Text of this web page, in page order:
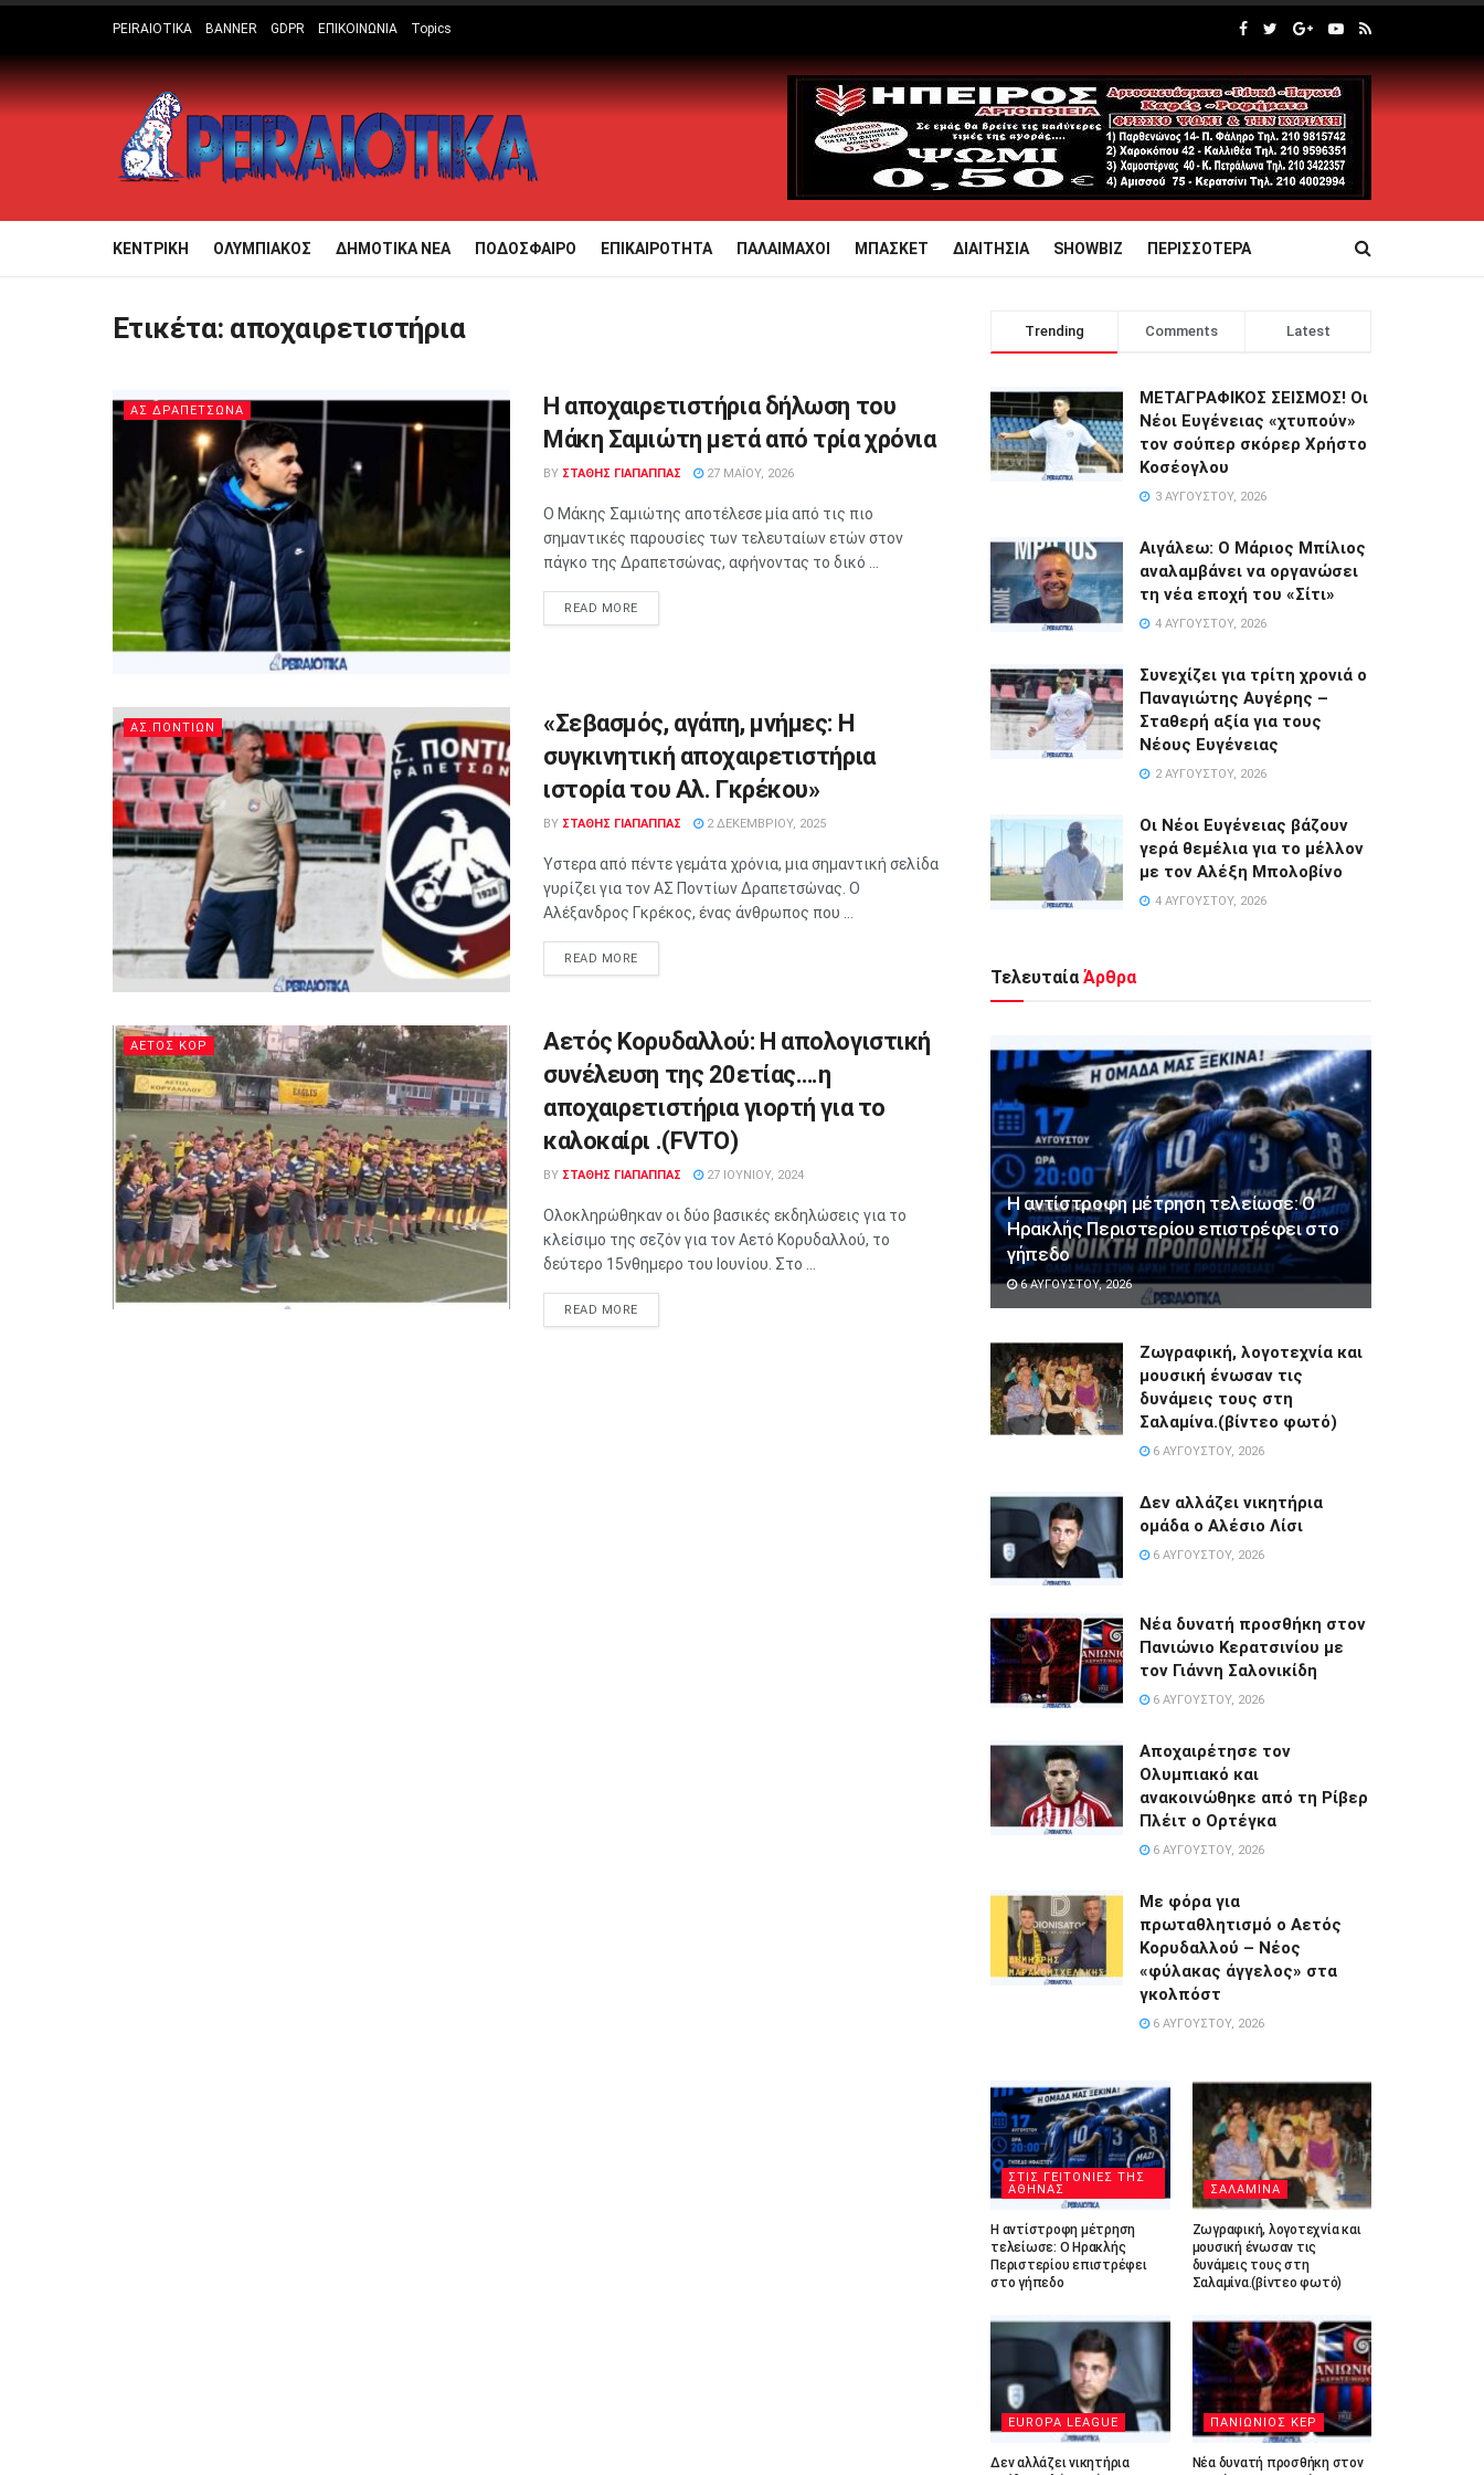
PEIRAIOTIKA BANNER GDPR ΕΠΙΚΟΙΝΩΝΙΑ Topics
ΚΕΝΤΡΙΚΗ ΟΛΥΜΠΙΑΚΟΣ ΔΗΜΟΤΙΚΑ ΝΕΑ ΠΟΔΟΣΦΑΙΡΟ ΕΠΙΚΑΙΡΟΤΗΤΑ ΠΑΛΑΙΜΑΧΟΙ ΜΠΑΣΚΕΤ ΔΙΑΙΤΗΣΙΑ SHOWBIZ ΠΕΡΙΣΣΟΤΕΡΑ
Ετικέτα: αποχαιρετιστήρια
ΑΣ ΔΡΑΠΕΤΣΩΝΑ
Η αποχαιρετιστήρια δήλωση του
Μάκη Σαμιώτη μετά από τρία χρόνια
BY ΣΤΑΘΗΣ ΓΊΑΠΑΠΠΑΣ 27 ΜΑΪ́ΟΥ, 2026
Ο Μάκης Σαμιώτης αποτέλεσε μία από τις πιο
σημαντικές παρουσίες των τελευταίων ετών στον
πάγκο της Δραπετσώνας, αφήνοντας το δικό ...
READ MORE
ΑΣ.ΠΟΝΤΙΩΝ
«Σεβασμός, αγάπη, μνήμες: Η
συγκινητική αποχαιρετιστήρια
ιστορία του Αλ. Γκρέκου»
BY ΣΤΑΘΗΣ ΓΊΑΠΑΠΠΑΣ 2 ΔΕΚΕΜΒΡΊΟΥ, 2025
Ύστερα από πέντε γεμάτα χρόνια, μια σημαντική σελίδα
γυρίζει για τον ΑΣ Ποντίων Δραπετσώνας. Ο
Αλέξανδρος Γκρέκος, ένας άνθρωπος που ...
READ MORE
ΑΕΤΟΣ ΚΟΡ
Αετός Κορυδαλλού: H απολογιστική
συνέλευση της 20ετίας….η
αποχαιρετιστήρια γιορτή για το
καλοκαίρι .(FVTO)
BY ΣΤΑΘΗΣ ΓΊΑΠΑΠΠΑΣ 27 ΙΟΥΝΊΟΥ, 2024
Ολοκληρώθηκαν οι δύο βασικές εκδηλώσεις για το
κλείσιμο της σεζόν για τον Αετό Κορυδαλλού, το
δεύτερο 15νθημερο του Ιουνίου. Στο ...
READ MORE
Trending Comments Latest
ΜΕΤΑΓΡΑΦΙΚΟΣ ΣΕΙΣΜΟΣ! Οι
Νέοι Ευγένειας «χτυπούν»
τον σούπερ σκόρερ Χρήστο
Κοσέογλου
3 ΑΥΓΟΎΣΤΟΥ, 2026
Αιγάλεω: Ο Μάριος Μπίλιος
αναλαμβάνει να οργανώσει
τη νέα εποχή του «Σίτι»
4 ΑΥΓΟΎΣΤΟΥ, 2026
Συνεχίζει για τρίτη χρονιά ο
Παναγιώτης Αυγέρης –
Σταθερή αξία για τους
Νέους Ευγένειας
2 ΑΥΓΟΎΣΤΟΥ, 2026
Οι Νέοι Ευγένειας βάζουν
γερά θεμέλια για το μέλλον
με τον Αλέξη Μπολοβίνο
4 ΑΥΓΟΎΣΤΟΥ, 2026
Τελευταία Άρθρα
Η αντίστροφη μέτρηση τελείωσε: Ο
Ηρακλής Περιστερίου επιστρέφει στο
γήπεδο
6 ΑΥΓΟΎΣΤΟΥ, 2026
Ζωγραφική, λογοτεχνία και
μουσική ένωσαν τις
δυνάμεις τους στη
Σαλαμίνα.(βίντεο φωτό)
6 ΑΥΓΟΎΣΤΟΥ, 2026
Δεν αλλάζει νικητήρια
ομάδα ο Αλέσιο Λίσι
6 ΑΥΓΟΎΣΤΟΥ, 2026
Νέα δυνατή προσθήκη στον
Πανιώνιο Κερατσινίου με
τον Γιάννη Σαλονικίδη
6 ΑΥΓΟΎΣΤΟΥ, 2026
Αποχαιρέτησε τον
Ολυμπιακό και
ανακοινώθηκε από τη Ρίβερ
Πλέιτ ο Ορτέγκα
6 ΑΥΓΟΎΣΤΟΥ, 2026
Με φόρα για
πρωταθλητισμό ο Αετός
Κορυδαλλού – Νέος
«φύλακας άγγελος» στα
γκολπόστ
6 ΑΥΓΟΎΣΤΟΥ, 2026
ΣΤΙΣ ΓΕΙΤΟΝΙΕΣ ΤΗΣ
ΑΘΗΝΑΣ
Η αντίστροφη μέτρηση
τελείωσε: Ο Ηρακλής
Περιστερίου επιστρέφει
στο γήπεδο
ΣΑΛΑΜΙΝΑ
Ζωγραφική, λογοτεχνία και
μουσική ένωσαν τις
δυνάμεις τους στη
Σαλαμίνα.(βίντεο φωτό)
EUROPA LEAGUE
Δεν αλλάζει νικητήρια
ΠΑΝΙΩΝΙΟΣ ΚΕΡ
Νέα δυνατή προσθήκη στον